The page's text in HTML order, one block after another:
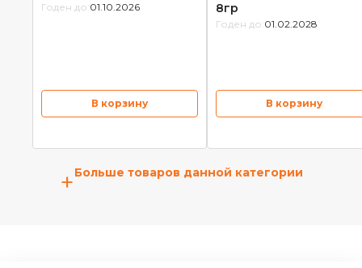
Годен до: 01.10.2026
В корзину
8гр
Годен до: 01.02.2028
В корзину
+Больше товаров данной категории